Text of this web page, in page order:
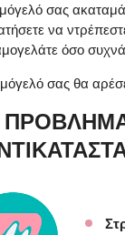
σας
να
όσο συχνά
σας θα